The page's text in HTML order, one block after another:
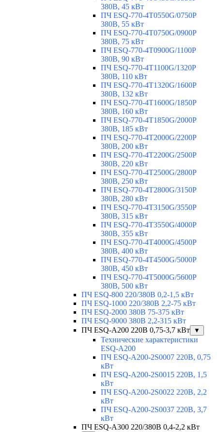
380В, 45 кВт
ПЧ ESQ-770-4T0550G/0750P
380В, 55 кВт
ПЧ ESQ-770-4T0750G/0900P
380В, 75 кВт
ПЧ ESQ-770-4T0900G/1100P
380В, 90 кВт
ПЧ ESQ-770-4T1100G/1320P
380В, 110 кВт
ПЧ ESQ-770-4T1320G/1600P
380В, 132 кВт
ПЧ ESQ-770-4T1600G/1850P
380В, 160 кВт
ПЧ ESQ-770-4T1850G/2000P
380В, 185 кВт
ПЧ ESQ-770-4T2000G/2200P
380В, 200 кВт
ПЧ ESQ-770-4T2200G/2500P
380В, 220 кВт
ПЧ ESQ-770-4T2500G/2800P
380В, 250 кВт
ПЧ ESQ-770-4T2800G/3150P
380В, 280 кВт
ПЧ ESQ-770-4T3150G/3550P
380В, 315 кВт
ПЧ ESQ-770-4T3550G/4000P
380В, 355 кВт
ПЧ ESQ-770-4T4000G/4500P
380В, 400 кВт
ПЧ ESQ-770-4T4500G/5000P
380В, 450 кВт
ПЧ ESQ-770-4T5000G/5600P
380В, 500 кВт
ПЧ ESQ-800 220/380В 0,2-1,5 кВт
ПЧ ESQ-1000 220/380В 2,2-75 кВт
ПЧ ESQ-2000 380В 75-375 кВт
ПЧ ESQ-9000 380В 2,2-315 кВт
ПЧ ESQ-A200 220В 0,75-3,7 кВт
▼
Технические характеристики
ESQ-A200
ПЧ ESQ-A200-2S0007 220В, 0,75
кВт
ПЧ ESQ-A200-2S0015 220В, 1,5
кВт
ПЧ ESQ-A200-2S0022 220В, 2,2
кВт
ПЧ ESQ-A200-2S0037 220В, 3,7
кВт
ПЧ ESQ-A300 220/380В 0,4-2,2 кВт